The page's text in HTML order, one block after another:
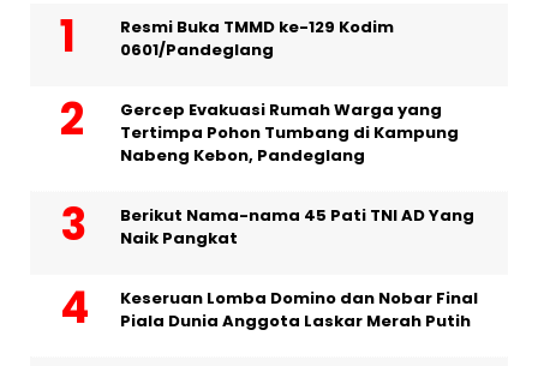
Resmi Buka TMMD ke-129 Kodim
0601/Pandeglang
Gercep Evakuasi Rumah Warga yang
Tertimpa Pohon Tumbang di Kampung
Nabeng Kebon, Pandeglang
Berikut Nama-nama 45 Pati TNI AD Yang
Naik Pangkat
Keseruan Lomba Domino dan Nobar Final
Piala Dunia Anggota Laskar Merah Putih